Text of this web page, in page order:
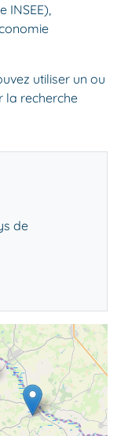
INSEE),
utiliser un ou
la recherche
de